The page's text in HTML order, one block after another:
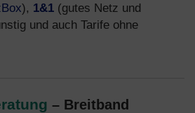
), 1&1 (gutes Netz und
und auch Tarife ohne
– Breitband